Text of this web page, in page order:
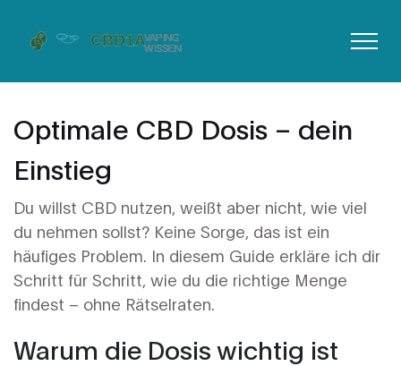
Optimale CBD Dosis – dein
Einstieg
Du willst CBD nutzen, weißt aber nicht, wie viel
du nehmen sollst? Keine Sorge, das ist ein
häufiges Problem. In diesem Guide erkläre ich dir
Schritt für Schritt, wie du die richtige Menge
findest – ohne Rätselraten.
Warum die Dosis wichtig ist